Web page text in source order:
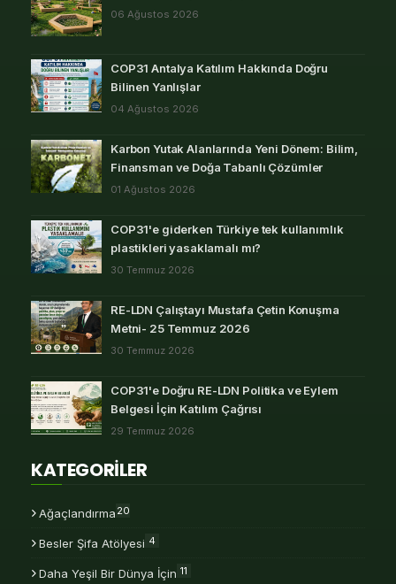
06 Ağustos 2026
COP31 Antalya Katılım Hakkında Doğru
Bilinen Yanlışlar
04 Ağustos 2026
Karbon Yutak Alanlarında Yeni Dönem: Bilim,
Finansman ve Doğa Tabanlı Çözümler
01 Ağustos 2026
COP31'e giderken Türkiye tek kullanımlık
plastikleri yasaklamalı mı?
30 Temmuz 2026
RE-LDN Çalıştayı Mustafa Çetin Konuşma
Metni- 25 Temmuz 2026
30 Temmuz 2026
COP31'e Doğru RE-LDN Politika ve Eylem
Belgesi İçin Katılım Çağrısı
29 Temmuz 2026
KATEGORİLER
Ağaçlandırma 20
Besler Şifa Atölyesi 4
Daha Yeşil Bir Dünya İçin 11